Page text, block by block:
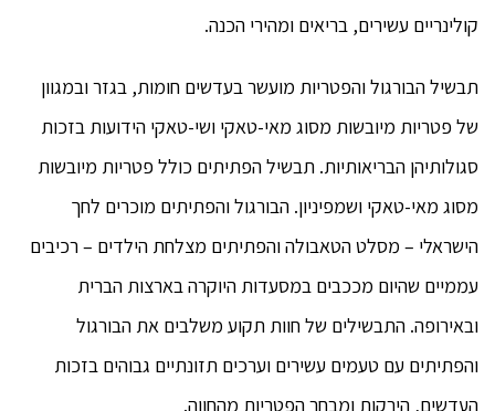
קולינריים עשירים, בריאים ומהירי הכנה.
תבשיל הבורגול והפטריות מועשר בעדשים חומות, בגזר ובמגוון
של פטריות מיובשות מסוג מאי-טאקי ושי-טאקי הידועות בזכות
סגולותיהן הבריאותיות. תבשיל הפתיתים כולל פטריות מיובשות
מסוג מאי-טאקי ושמפיניון. הבורגול והפתיתים מוכרים לחך
הישראלי – מסלט הטאבולה והפתיתים מצלחת הילדים – רכיבים
עממיים שהיום מככבים במסעדות היוקרה בארצות הברית
ובאירופה. התבשילים של חוות תקוע משלבים את הבורגול
והפתיתים עם טעמים עשירים וערכים תזונתיים גבוהים בזכות
העדשים, הירקות ומבחר הפטריות מהחווה.